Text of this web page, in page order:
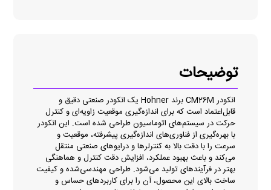
توضیحات
انکودر CM26M برند Hohner یک انکودر صنعتی دقیق و
قابل‌اعتماد است که برای اندازه‌گیری موقعیت زاویه‌ای و کنترل
حرکت در سیستم‌های اتوماسیون طراحی شده است. این انکودر
با بهره‌گیری از فناوری‌های اندازه‌گیری پیشرفته، موقعیت و
سرعت را با دقت بالا به کنترلرها و درایوهای صنعتی منتقل
می‌کند و باعث بهبود عملکرد، افزایش دقت کنترل و هماهنگی
بهتر در فرآیندهای تولید می‌شود. طراحی مهندسی‌شده و کیفیت
ساخت بالای این محصول، آن را برای کاربردهای حساس و